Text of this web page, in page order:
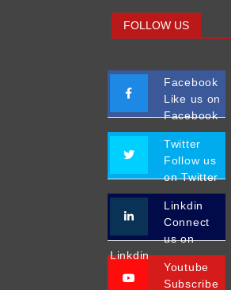
FOLLOW US
Facebook
Like us on
Facebook
Twitter
Follow us
on Twitter
Linkdin
Connect
us on
Linkdin
Youtube
Subscribe